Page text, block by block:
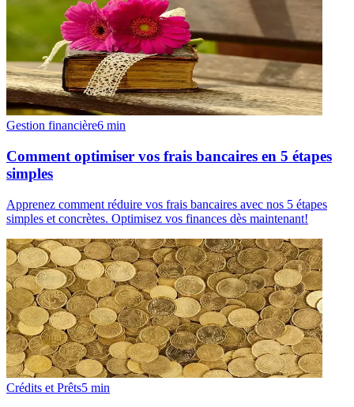
Gestion financière6 min
Comment optimiser vos frais bancaires en 5 étapes
simples
Apprenez comment réduire vos frais bancaires avec nos 5 étapes
simples et concrètes. Optimisez vos finances dès maintenant!
Crédits et Prêts5 min